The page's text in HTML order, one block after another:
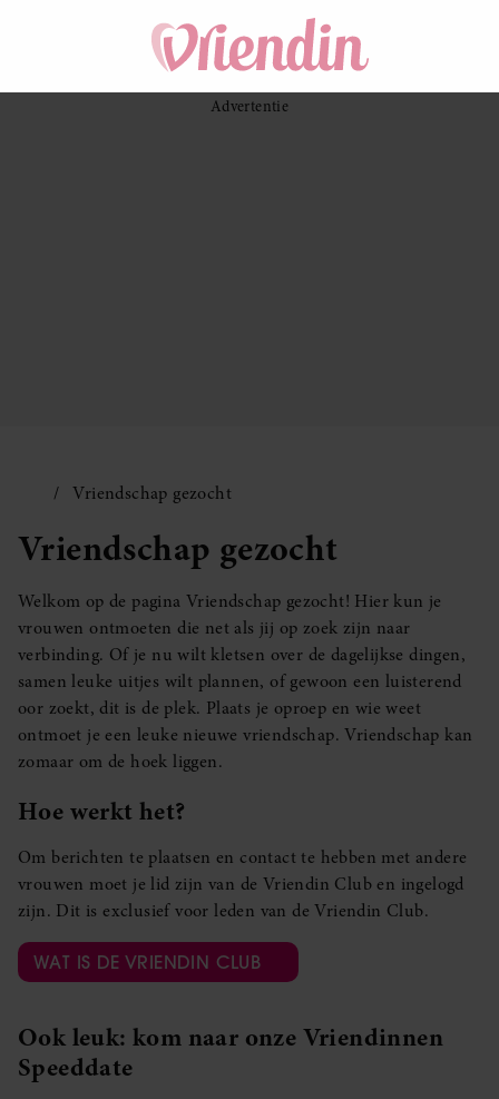
Vriendschap gezocht
Vriendschap gezocht
Welkom op de pagina Vriendschap gezocht! Hier kun je
vrouwen ontmoeten die net als jij op zoek zijn naar
verbinding. Of je nu wilt kletsen over de dagelijkse dingen,
samen leuke uitjes wilt plannen, of gewoon een luisterend
oor zoekt, dit is de plek. Plaats je oproep en wie weet
ontmoet je een leuke nieuwe vriendschap. Vriendschap kan
zomaar om de hoek liggen.
Hoe werkt het?
Om berichten te plaatsen en contact te hebben met andere
vrouwen moet je lid zijn van de Vriendin Club en ingelogd
zijn. Dit is exclusief voor leden van de Vriendin Club.
WAT IS DE VRIENDIN CLUB
Ook leuk: kom naar onze Vriendinnen
Speeddate